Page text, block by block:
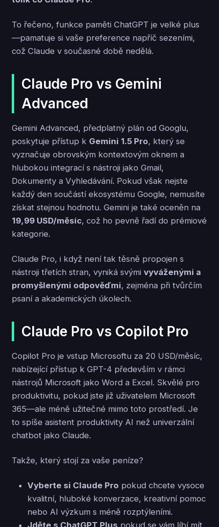
To řečeno, funkce paměti ChatGPT je velké plus
—pamatuje si vaše preference napříč sezeními,
což Claude v současné době nedělá.
Claude Pro vs Gemini
Advanced
Gemini Advanced, předplatný plán od Googlu,
poskytuje přístup k Gemini 1.5 Pro, který se
vyznačuje obrovským kontextovým oknem a
hlubokou integrací s nástroji jako Gmail,
Dokumenty a Vyhledávání. Pokud však nejste
každý den součástí ekosystému Google, nemusíte
získat stejnou hodnotu. Gemini je také oceněn na
19,99 USD/měsíc, což ho pevně řadí do prémiové
kategorie.
Claude Pro, i když není tak těsně propojen s
nástroji třetích stran, vyniká svými vyváženými a
promyšlenými odpověďmi, zejména při tvůrčím
psaní a akademických úkolech.
Claude Pro vs Copilot Pro
Copilot Pro je vstup Microsoftu za 20 USD/měsíc,
nabízející přístup k GPT-4 především v rámci
nástrojů Microsoft jako Word a Excel. Skvělé pro
produktivitu, pokud jste již uživatelem Microsoft
365—ale méně užitečné mimo toto prostředí. Je
to spíše asistent produktivity AI než univerzální
chatbot jako Claude.
Takže, který stojí za vaše peníze?
Vyberte si Claude Pro pokud chcete vysoce
kvalitní, hluboké konverzace, kreativní pomoc
nebo AI výzkum s méně rozptýleními.